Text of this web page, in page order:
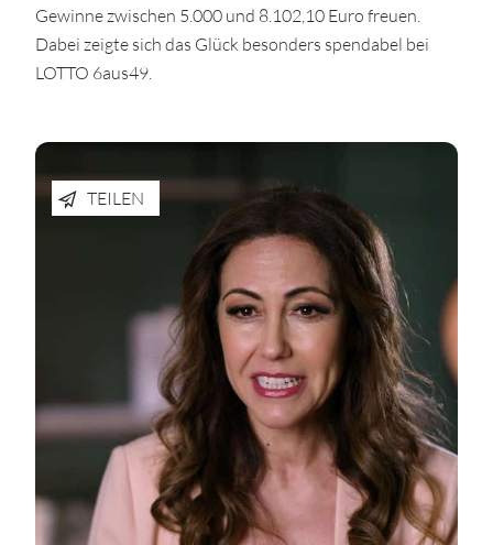
Gewinne zwischen 5.000 und 8.102,10 Euro freuen.
Dabei zeigte sich das Glück besonders spendabel bei
LOTTO 6aus49.
TEILEN